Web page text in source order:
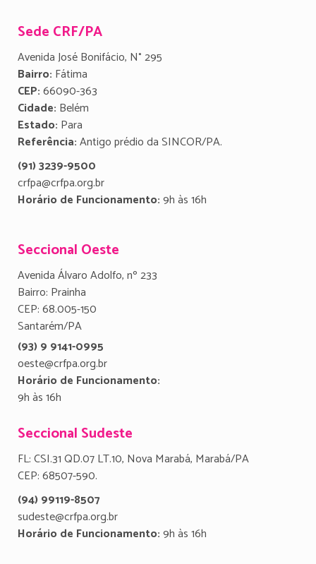
Sede CRF/PA
Avenida José Bonifácio, N° 295
Bairro: Fátima
CEP:66090-363
Cidade: Belém
Estado: Para
Referência:Antigo prédio da SINCOR/PA.
(91) 3239-9500
crfpa@crfpa.org.br
Horário de Funcionamento:9h às 16h
Seccional Oeste
Avenida Álvaro Adolfo, nº 233
Bairro: Prainha
CEP: 68.005-150
Santarém/PA
(93) 9 9141-0995
oeste@crfpa.org.br
Horário de Funcionamento:
9h às 16h
Seccional Sudeste
FL: CSI.31 QD.07 LT.10, Nova Marabá, Marabá/PA
CEP: 68507-590.
(94) 99119-8507
sudeste@crfpa.org.br
Horário de Funcionamento:9h às 16h